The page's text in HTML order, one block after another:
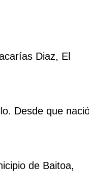
Diaz, El
Desde que
de Baitoa,